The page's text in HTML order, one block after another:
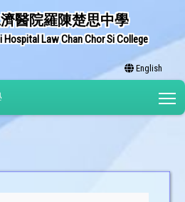
醫院羅陳楚思中學
Hospital Law Chan Chor Si College
English